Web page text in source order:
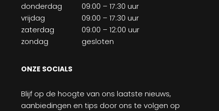
donderdag
09:00 – 17:30 uur
vrijdag
09:00 – 17:30 uur
zaterdag
09:00 – 12:00 uur
zondag
gesloten
ONZE SOCIALS
Blijf op de hoogte van ons laatste nieuws,
aanbiedingen en tips door ons te volgen op